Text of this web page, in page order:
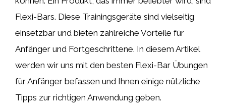
Flexi-Bars. Diese Trainingsgeräte sind vielseitig
einsetzbar und bieten zahlreiche Vorteile für
Anfänger und Fortgeschrittene. In diesem Artikel
werden wir uns mit den besten Flexi-Bar Übungen
für Anfänger befassen und Ihnen einige nützliche
Tipps zur richtigen Anwendung geben.